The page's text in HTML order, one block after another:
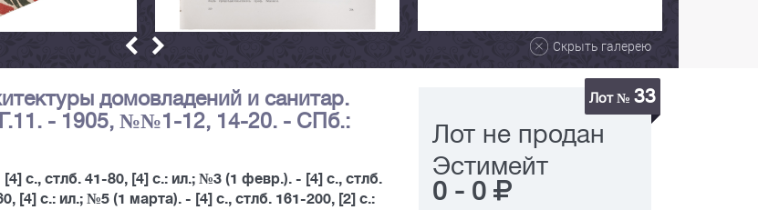
Скрыть галерею
домовладений и санитар.
Г.11. - 1905, №№1-12, 14-20. - СПб.:
с., стлб. 41-80, [4] с.: ил.; №3 (1 февр.). - [4] с., стлб.
[4] с.: ил.; №5 (1 марта). - [4] с., стлб. 161-200, [2] с.:
Лот № 33
Лот не продан
Эстимейт
0 - 0